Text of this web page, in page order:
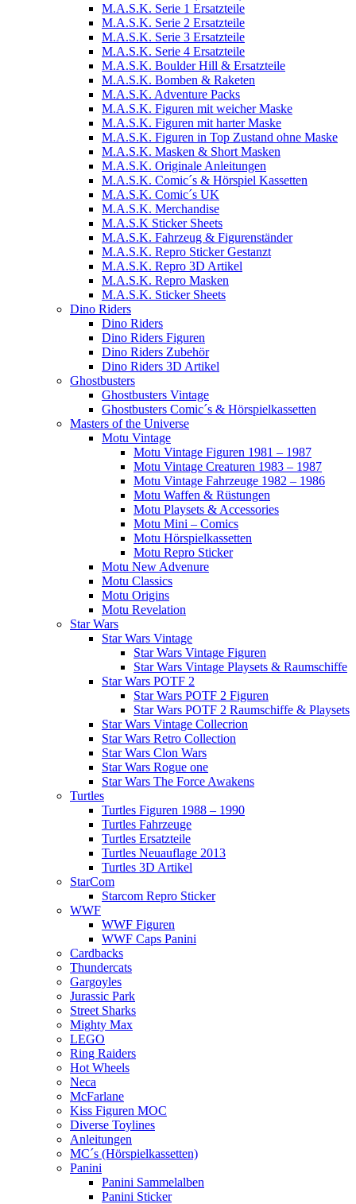
M.A.S.K. Serie 1 Ersatzteile
M.A.S.K. Serie 2 Ersatzteile
M.A.S.K. Serie 3 Ersatzteile
M.A.S.K. Serie 4 Ersatzteile
M.A.S.K. Boulder Hill & Ersatzteile
M.A.S.K. Bomben & Raketen
M.A.S.K. Adventure Packs
M.A.S.K. Figuren mit weicher Maske
M.A.S.K. Figuren mit harter Maske
M.A.S.K. Figuren in Top Zustand ohne Maske
M.A.S.K. Masken & Short Masken
M.A.S.K. Originale Anleitungen
M.A.S.K. Comic´s & Hörspiel Kassetten
M.A.S.K. Comic´s UK
M.A.S.K. Merchandise
M.A.S.K Sticker Sheets
M.A.S.K. Fahrzeug & Figurenständer
M.A.S.K. Repro Sticker Gestanzt
M.A.S.K. Repro 3D Artikel
M.A.S.K. Repro Masken
M.A.S.K. Sticker Sheets
Dino Riders
Dino Riders
Dino Riders Figuren
Dino Riders Zubehör
Dino Riders 3D Artikel
Ghostbusters
Ghostbusters Vintage
Ghostbusters Comic´s & Hörspielkassetten
Masters of the Universe
Motu Vintage
Motu Vintage Figuren 1981 – 1987
Motu Vintage Creaturen 1983 – 1987
Motu Vintage Fahrzeuge 1982 – 1986
Motu Waffen & Rüstungen
Motu Playsets & Accessories
Motu Mini – Comics
Motu Hörspielkassetten
Motu Repro Sticker
Motu New Advenure
Motu Classics
Motu Origins
Motu Revelation
Star Wars
Star Wars Vintage
Star Wars Vintage Figuren
Star Wars Vintage Playsets & Raumschiffe
Star Wars POTF 2
Star Wars POTF 2 Figuren
Star Wars POTF 2 Raumschiffe & Playsets
Star Wars Vintage Collecrion
Star Wars Retro Collection
Star Wars Clon Wars
Star Wars Rogue one
Star Wars The Force Awakens
Turtles
Turtles Figuren 1988 – 1990
Turtles Fahrzeuge
Turtles Ersatzteile
Turtles Neuauflage 2013
Turtles 3D Artikel
StarCom
Starcom Repro Sticker
WWF
WWF Figuren
WWF Caps Panini
Cardbacks
Thundercats
Gargoyles
Jurassic Park
Street Sharks
Mighty Max
LEGO
Ring Raiders
Hot Wheels
Neca
McFarlane
Kiss Figuren MOC
Diverse Toylines
Anleitungen
MC´s (Hörspielkassetten)
Panini
Panini Sammelalben
Panini Sticker